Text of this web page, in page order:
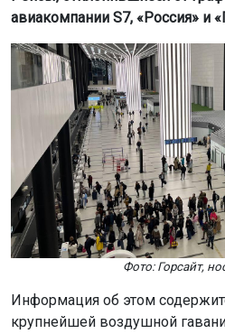
авиакомпании S7, «Россия» и
Фото: Горсайт,
Информация об этом
крупнейшей воздушной